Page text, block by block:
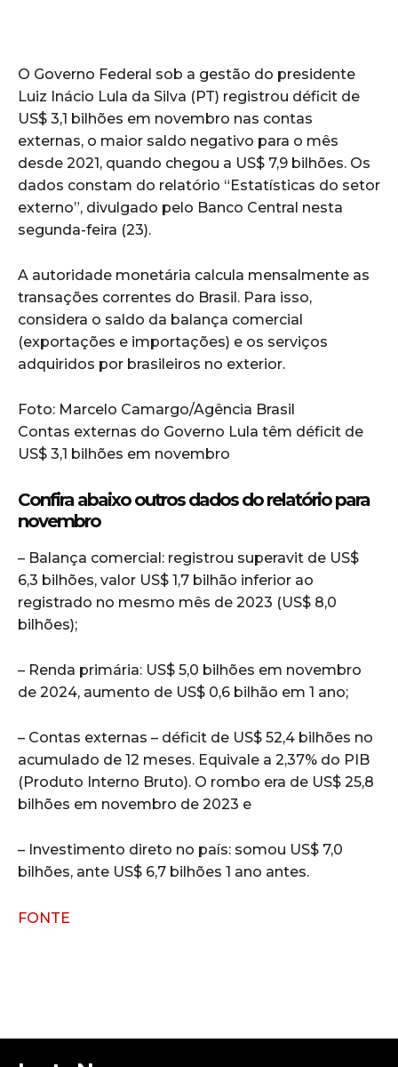
O Governo Federal sob a gestão do presidente
Luiz Inácio Lula da Silva (PT) registrou déficit de
US$ 3,1 bilhões em novembro nas contas
externas, o maior saldo negativo para o mês
desde 2021, quando chegou a US$ 7,9 bilhões. Os
dados constam do relatório “Estatísticas do setor
externo”, divulgado pelo Banco Central nesta
segunda-feira (23).
A autoridade monetária calcula mensalmente as
transações correntes do Brasil. Para isso,
considera o saldo da balança comercial
(exportações e importações) e os serviços
adquiridos por brasileiros no exterior.
Foto: Marcelo Camargo/Agência Brasil
Contas externas do Governo Lula têm déficit de
US$ 3,1 bilhões em novembro
Confira abaixo outros dados do relatório para
novembro
– Balança comercial: registrou superavit de US$
6,3 bilhões, valor US$ 1,7 bilhão inferior ao
registrado no mesmo mês de 2023 (US$ 8,0
bilhões);
– Renda primária: US$ 5,0 bilhões em novembro
de 2024, aumento de US$ 0,6 bilhão em 1 ano;
– Contas externas – déficit de US$ 52,4 bilhões no
acumulado de 12 meses. Equivale a 2,37% do PIB
(Produto Interno Bruto). O rombo era de US$ 25,8
bilhões em novembro de 2023 e
– Investimento direto no país: somou US$ 7,0
bilhões, ante US$ 6,7 bilhões 1 ano antes.
FONTE